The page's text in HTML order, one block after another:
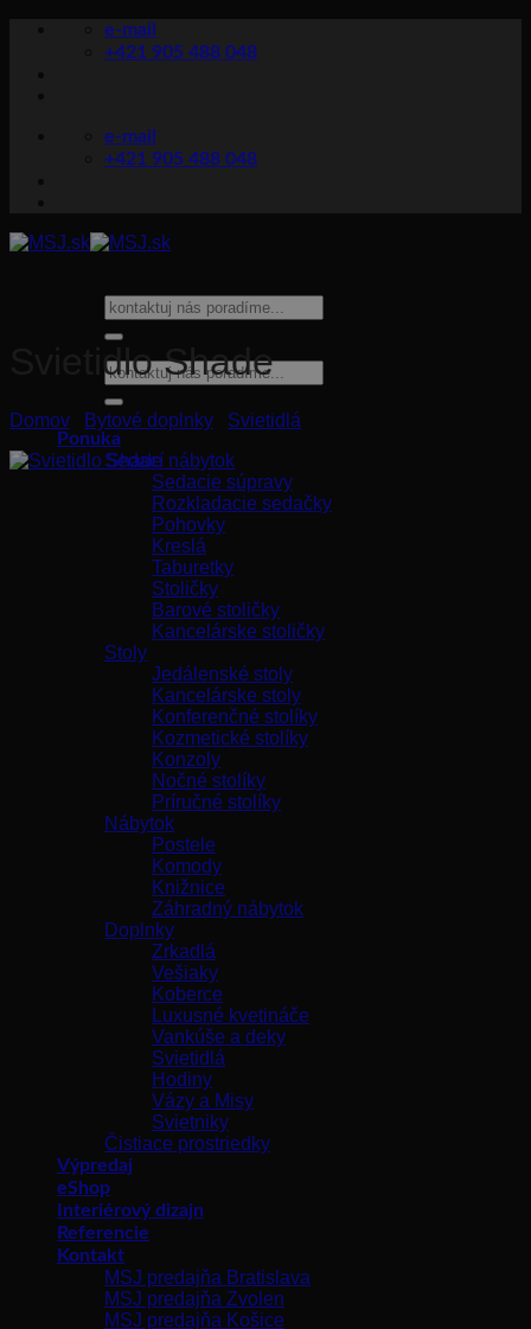
e-mail
+421 905 488 048
e-mail
+421 905 488 048
Hľadať:
Hľadať:
Ponuka
Sedací nábytok
Sedacie súpravy
Rozkladacie sedačky
Pohovky
Kreslá
Taburetky
Stoličky
Barové stoličky
Kancelárske stoličky
Stoly
Jedálenské stoly
Kancelárske stoly
Konferenčné stolíky
Kozmetické stolíky
Konzoly
Nočné stolíky
Príručné stolíky
Nábytok
Postele
Komody
Knižnice
Záhradný nábytok
Doplnky
Zrkadlá
Vešiaky
Koberce
Luxusné kvetináče
Vankúše a deky
Svietidlá
Hodiny
Vázy a Misy
Svietniky
Čistiace prostriedky
Výpredaj
eShop
Interiérový dizajn
Referencie
Kontakt
MSJ predajňa Bratislava
MSJ predajňa Zvolen
MSJ predajňa Košice
Svietidlo Shade
Domov Bytové doplnky Svietidlá